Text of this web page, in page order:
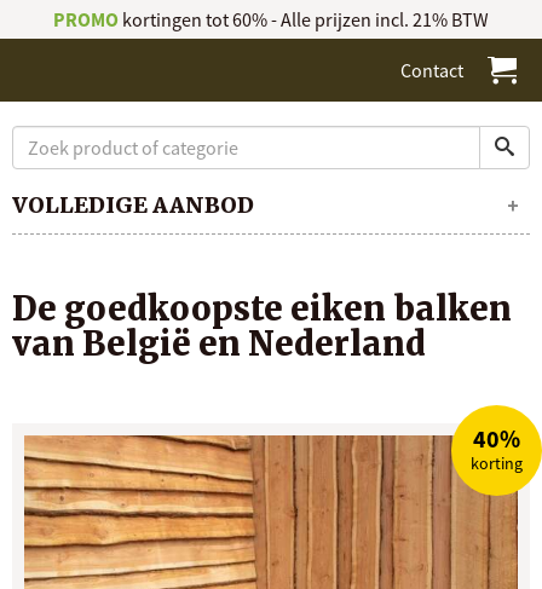
PROMO kortingen tot 60% - Alle prijzen incl. 21% BTW
Contact
VOLLEDIGE AANBOD
De goedkoopste eiken balken
van België en Nederland
40%
korting